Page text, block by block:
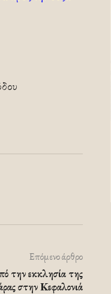
Επόμενο άρθρο
την εκκλησία της
στην Κεφαλονιά